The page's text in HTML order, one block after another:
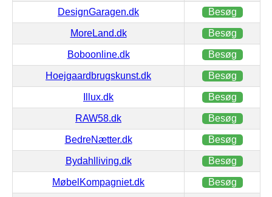
DesignGaragen.dk Besøg
MoreLand.dk Besøg
Boboonline.dk Besøg
Hoejgaardbrugskunst.dk Besøg
Illux.dk Besøg
RAW58.dk Besøg
BedreNætter.dk Besøg
Bydahlliving.dk Besøg
MøbelKompagniet.dk Besøg